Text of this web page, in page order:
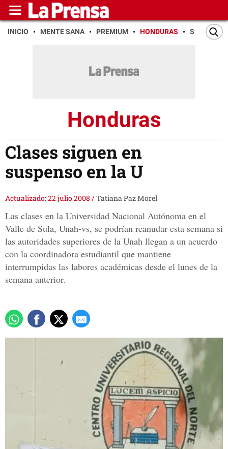
INICIO MENTE SANA PREMIUM HONDURAS SAN PEDRO
Honduras
Clases siguen en
suspenso en la U
Actualizado: 22 julio 2008 /Tatiana Paz Morel
Las clases en la Universidad Nacional Autónoma en el
Valle de Sula, Unah-vs, se podrían reanudar esta semana si
las autoridades superiores de la Unah llegan a un acuerdo
con la coordinadora estudiantil que mantiene
interrumpidas las labores académicas desde el lunes de la
semana anterior.